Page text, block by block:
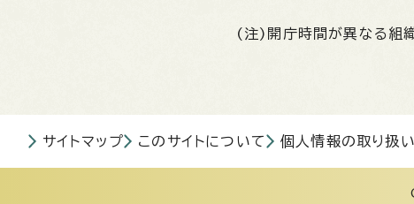
(注)開庁時間が異なる組
サイトマップ このサイトについて 個人情報の取り扱い